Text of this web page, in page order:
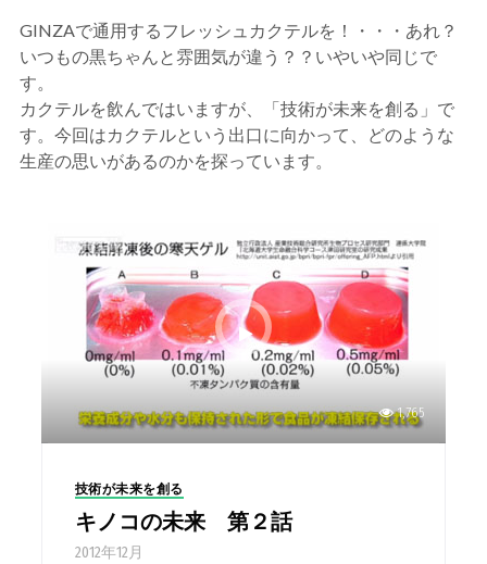
GINZAで通用するフレッシュカクテルを！・・・あれ？
いつもの黒ちゃんと雰囲気が違う？？いやいや同じで
す。
カクテルを飲んではいますが、「技術が未来を創る」で
す。今回はカクテルという出口に向かって、どのような
生産の思いがあるのかを探っています。
1,765
技術が未来を創る
キノコの未来 第２話
2012年12月